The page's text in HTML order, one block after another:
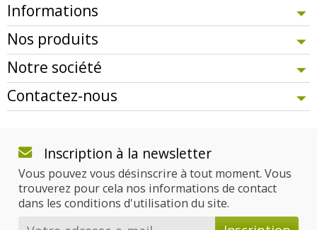
Informations
Nos produits
Notre société
Contactez-nous
Inscription à la newsletter
Vous pouvez vous désinscrire à tout moment. Vous
trouverez pour cela nos informations de contact
dans les conditions d'utilisation du site.